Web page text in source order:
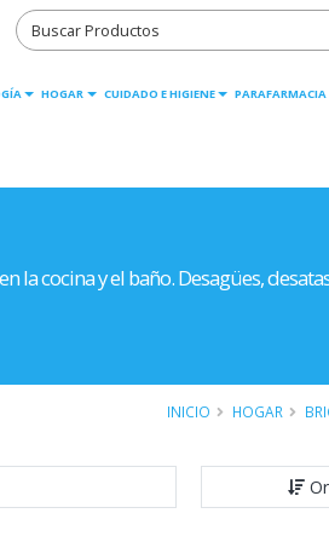
HOGAR CUIDADO E HIGIENE PARAFARMACIA
cocina y el baño. Desagües,
INICIO HOGAR